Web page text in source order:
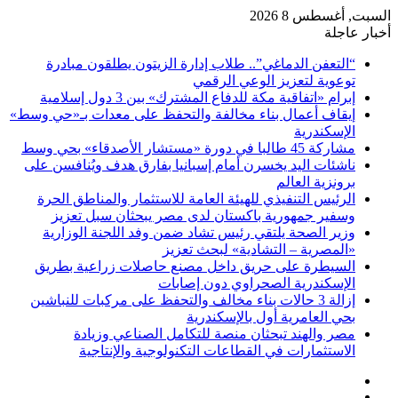
السبت, أغسطس 8 2026
أخبار عاجلة
“التعفن الدماغي”.. طلاب إدارة الزيتون يطلقون مبادرة
توعوية لتعزيز الوعي الرقمي
إبرام «اتفاقية مكة للدفاع المشترك» بين 3 دول إسلامية
إيقاف أعمال بناء مخالفة والتحفظ على معدات بـ«حي وسط»
الإسكندرية
مشاركة 45 طالبا في دورة «مستشار الأصدقاء» بحي وسط
ناشئات اليد يخسرن أمام إسبانيا بفارق هدف ويُنافسن على
برونزية العالم
الرئيس التنفيذي للهيئة العامة للاستثمار والمناطق الحرة
وسفير جمهورية باكستان لدى مصر يبحثان سبل تعزيز
وزير الصحة يلتقي رئيس تشاد ضمن وفد اللجنة الوزارية
«المصرية – التشادية» لبحث تعزيز
السيطرة على حريق داخل مصنع حاصلات زراعية بطريق
الإسكندرية الصحراوي دون إصابات
إزالة 3 حالات بناء مخالف والتحفظ على مركبات للنباشين
بحي العامرية أول بالإسكندرية
مصر والهند تبحثان منصة للتكامل الصناعي وزيادة
الاستثمارات في القطاعات التكنولوجية والإنتاجية